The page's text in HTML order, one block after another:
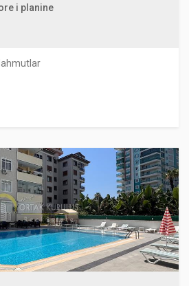
i planine